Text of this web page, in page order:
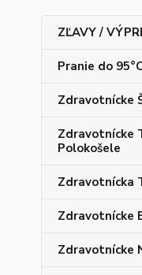
ZĽAVY /
Pranie do
Zdravotnícke
Zdravotnícke
Polokošele
Zdravotnícka
Zdravotnícke
Zdravotnícke